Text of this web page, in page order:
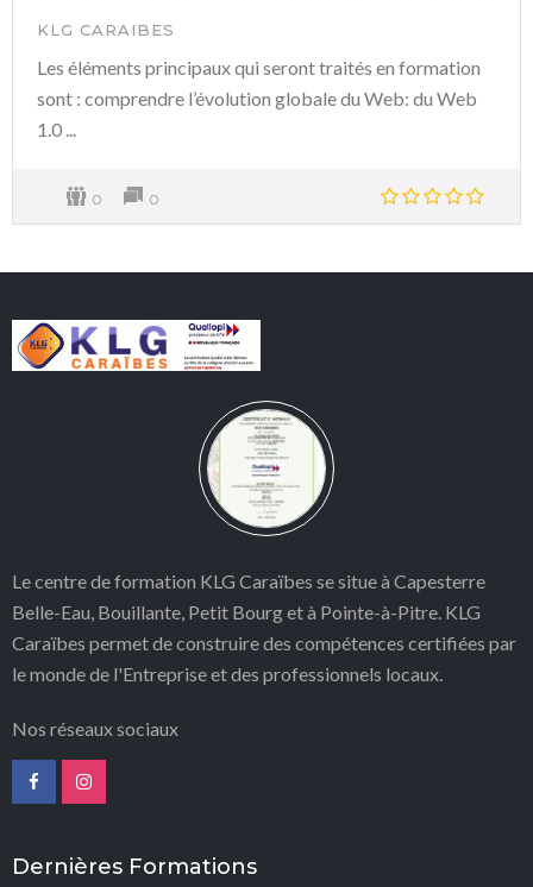
KLG CARAIBES
Les éléments principaux qui seront traités en formation
sont : comprendre l’évolution globale du Web: du Web
1.0 ...
0 0
Le centre de formation KLG Caraïbes se situe à Capesterre
Belle-Eau, Bouillante, Petit Bourg et à Pointe-à-Pitre. KLG
Caraïbes permetde construire des compétences certifiées par
le monde de l'Entreprise et des professionnels locaux.
Nos réseaux sociaux
Dernières Formations